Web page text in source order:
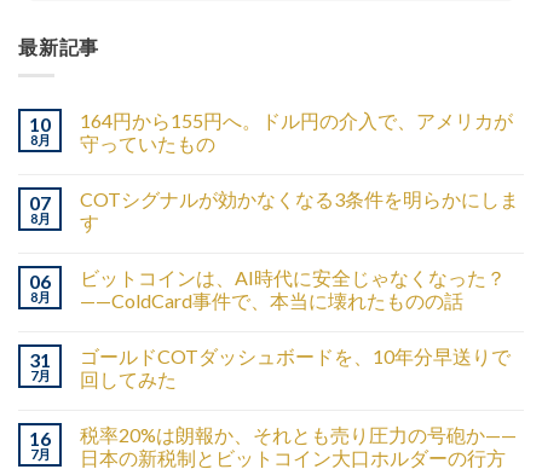
最新記事
10
8月
164円から155円へ。ドル円の介入で、アメリカが
守っていたもの
07
8月
COTシグナルが効かなくなる3条件を明らかにしま
す
06
8月
ビットコインは、AI時代に安全じゃなくなった？
——ColdCard事件で、本当に壊れたものの話
31
7月
ゴールドCOTダッシュボードを、10年分早送りで
回してみた
16
7月
税率20%は朗報か、それとも売り圧力の号砲か——
日本の新税制とビットコイン大口ホルダーの行方